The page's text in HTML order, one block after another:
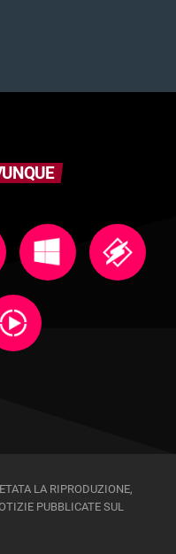
LA RIPRODUZIONE,
PUBBLICATE SUL